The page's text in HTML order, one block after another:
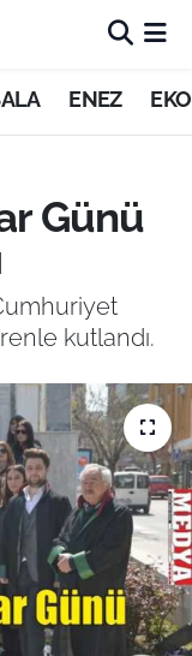
ENEZ
Günü
kutlandı.